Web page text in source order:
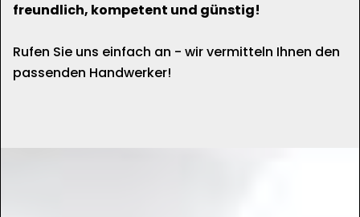
freundlich, kompetent und günstig!
Rufen Sie uns einfach an - wir vermitteln Ihnen den
passenden Handwerker!